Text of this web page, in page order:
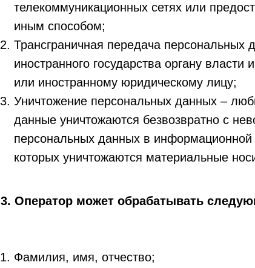
телекоммуникационных сетях или
иным способом;
Трансграничная передача
иностранного государства органу
или иностранному юридическому лицу;
Уничтожение персональных данных –
данные уничтожаются безвозвратно с
персональных данных в
которых уничтожаются материальные
3. Оператор может обрабатывать
Фамилия, имя, отчество;